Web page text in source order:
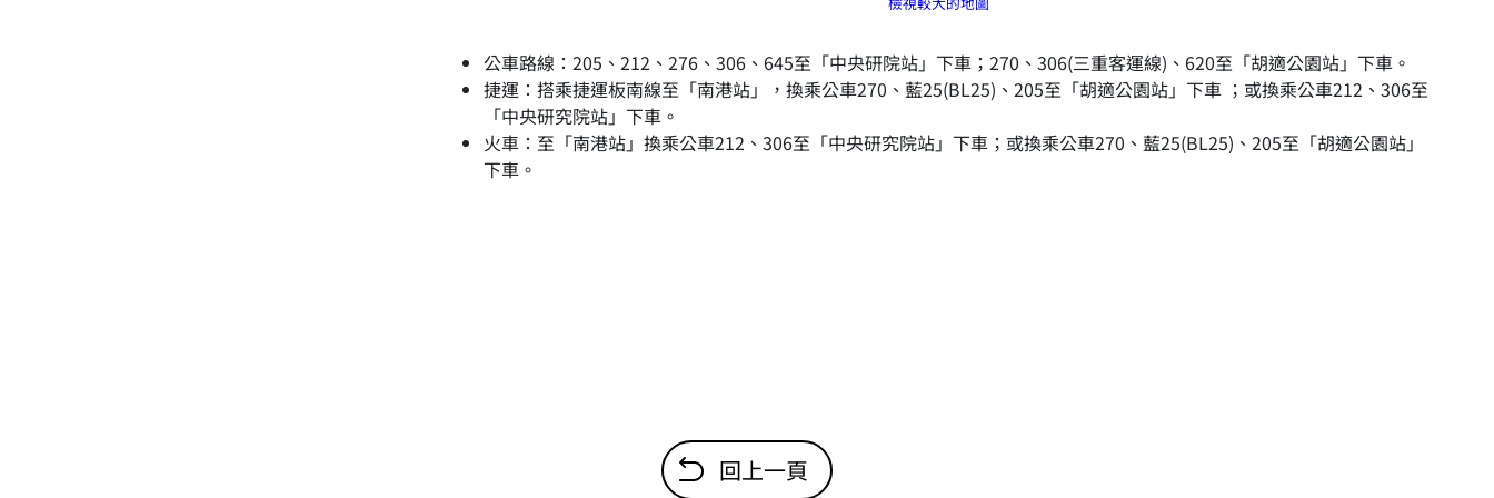
公車路線：205、212、276、306、645至「中央研院站」下車；270、306(三重客運線)、620至「胡適公園站」下車。
捷運：搭乘捷運板南線至「南港站」，換乘公車270、藍25(BL25)、205至「胡適公園站」下車 ；或換乘公車212、306至
「中央研究院站」下車。
火車：至「南港站」換乘公車212、306至「中央研究院站」下車；或換乘公車270、藍25(BL25)、205至「胡適公園站」
下車。
回上一頁